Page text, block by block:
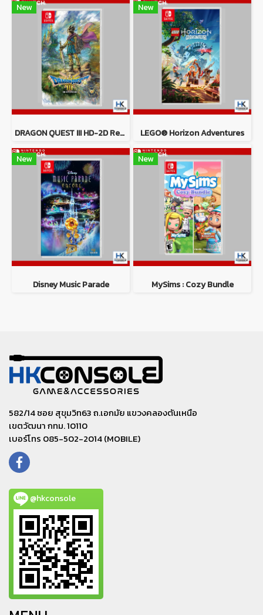
New
DRAGON QUEST III HD-2D Remake
New
LEGO® Horizon Adventures
New
Disney Music Parade
New
MySims : Cozy Bundle
582/14 ซอย สุขุมวิท63 ถ.เอกมัย แขวงคลองตันเหนือ
เขตวัฒนา กทม. 10110
เบอร์โทร 085-502-2014 (MOBILE)
@hkconsole